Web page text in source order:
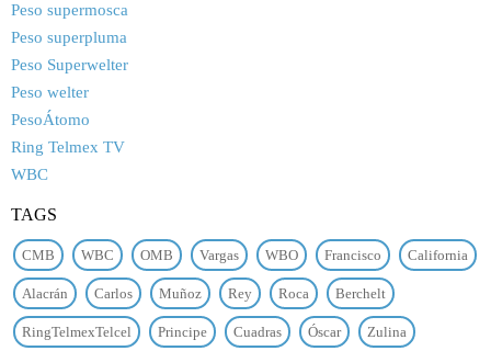
Peso supermosca
Peso superpluma
Peso Superwelter
Peso welter
PesoÁtomo
Ring Telmex TV
WBC
TAGS
CMB WBC OMB Vargas WBO Francisco California
Alacrán Carlos Muñoz Rey Roca Berchelt
RingTelmexTelcel Principe Cuadras Óscar Zulina